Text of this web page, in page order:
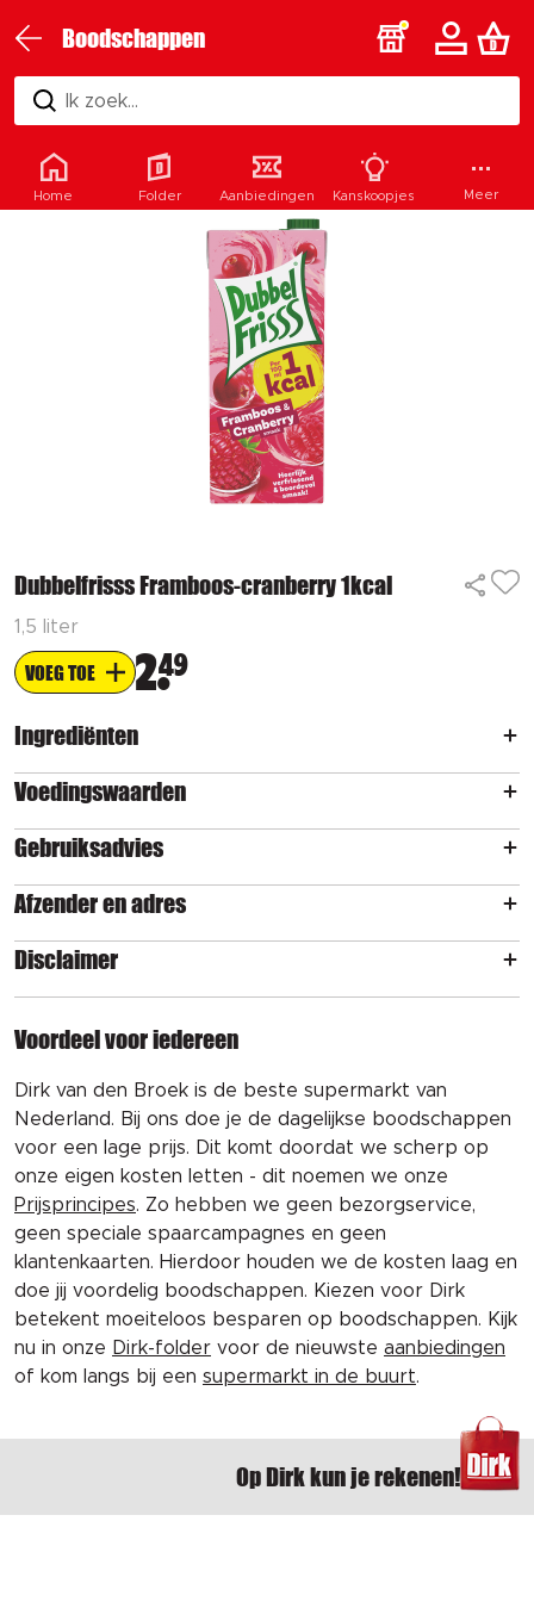
Boodschappen
Ik zoek...
Dubbelfrisss Framboos-cranberry 1kcal
1,5 liter
VOEG TOE 249
Ingrediënten
Voedingswaarden
Gebruiksadvies
Afzender en adres
Disclaimer
Voordeel voor iedereen
Dirk van den Broek is de beste supermarkt van
Nederland. Bij ons doe je de dagelijkse boodschappen
voor een lage prijs. Dit komt doordat we scherp op
onze eigen kosten letten - dit noemen we onze
Prijsprincipes. Zo hebben we geen bezorgservice,
geen speciale spaarcampagnes en geen
klantenkaarten. Hierdoor houden we de kosten laag en
doe jij voordelig boodschappen. Kiezen voor Dirk
betekent moeiteloos besparen op boodschappen. Kijk
nu in onze Dirk-folder voor de nieuwste aanbiedingen
of kom langs bij een supermarkt in de buurt.
Op Dirk kun je rekenen!
Home Folder Aanbiedingen Kanskoopjes Meer